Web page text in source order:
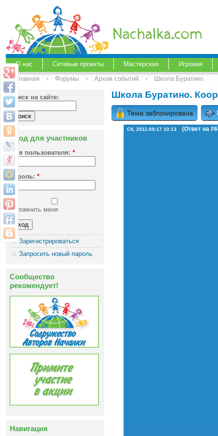
О нас Сетевые проекты Мастерская
Игровая
Главная
› Форумы › Архив событий › Школа Буратино
Поиск на сайте:
Вход для участников
Имя пользователя: *
Пароль: *
Запомнить меня
Зарегистрироваться
Запросить новый пароль
Сообщество
рекомендует!
Навигация
Школа Буратино.
Тема заблокирована
Сб, 2011-09-17 10:13 (Ответ на